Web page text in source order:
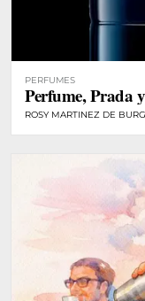
PERFUMES
Perfume, Prada
ROSY MARTINEZ DE